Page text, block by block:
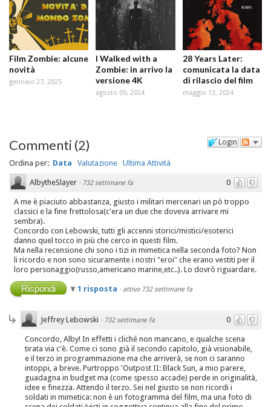
Film Zombie: alcune
novità
gennaio 27, 2025
I Walked with a
Zombie: in arrivo la
versione 4K
agosto 09, 2024
28 Years Later:
comunicata la data
di rilascio del film
maggio 13, 2024
Login
Commenti (2)
Ordina per: Data Valutazione Ultima Attività
0
AlbytheSlayer · 732 settimane fa
A me è piaciuto abbastanza, giusto i militari mercenari un pò troppo
classici e la fine frettolosa(c'era un due che doveva arrivare mi
sembra).
Concordo con Lebowski, tutti gli accenni storici/mistici/esoterici
danno quel tocco in più che cerco in questi film.
Ma nella recensione chi sono i tizi in mimetica nella seconda foto? Non
li ricordo e non sono sicuramente i nostri "eroi" che erano vestiti per il
loro personaggio(russo,americano marine,etc..). Lo dovrò riguardare.
Rispondi 1 risposta · attivo 732 settimane fa
0
Jeffrey Lebowski · 732 settimane fa
Concordo, Alby! In effetti i cliché non mancano, e qualche scena
tirata via c'è. Come ci sono già il secondo capitolo, già visionabile,
e il terzo in programmazione ma che arriverà, se non ci saranno
intoppi, a breve. Purtroppo 'Outpost II: Black Sun, a mio parere,
guadagna in budget ma (come spesso accade) perde in originalità,
idee e finezza. Attendo il terzo. Sei nel giusto se non ricordi i
soldati in mimetica: non è un fotogramma del film, ma una foto di